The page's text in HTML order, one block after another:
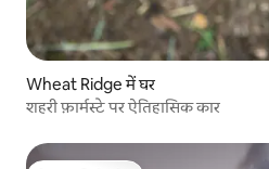
Wheat Ridge में घर
शहरी फ़ार्मस्टे पर ऐतिहासिक कार